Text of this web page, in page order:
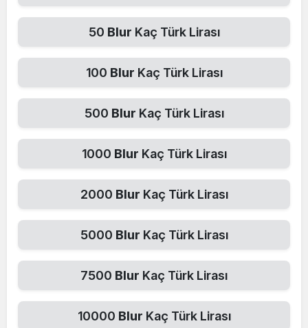
50 Blur Kaç Türk Lirası
100 Blur Kaç Türk Lirası
500 Blur Kaç Türk Lirası
1000 Blur Kaç Türk Lirası
2000 Blur Kaç Türk Lirası
5000 Blur Kaç Türk Lirası
7500 Blur Kaç Türk Lirası
10000 Blur Kaç Türk Lirası